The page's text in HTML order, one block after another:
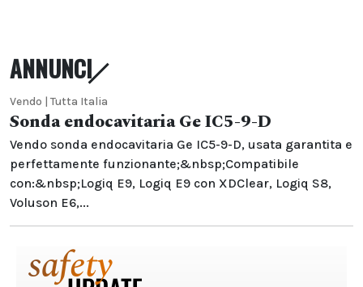
ANNUNCI
Vendo | Tutta Italia
Sonda endocavitaria Ge IC5-9-D
Vendo sonda endocavitaria Ge IC5-9-D, usata garantita e
perfettamente funzionante;&nbsp;Compatibile
con:&nbsp;Logiq E9, Logiq E9 con XDClear, Logiq S8,
Voluson E6,...